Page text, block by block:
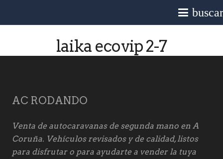
laika ecovip 2-7
AC RODANDO
Venta de autocaravanas de segunda mano en A
Coruña. Vehículos revisados y de calidad, listos
para disfrutar o para ayudarte a vender la tuya